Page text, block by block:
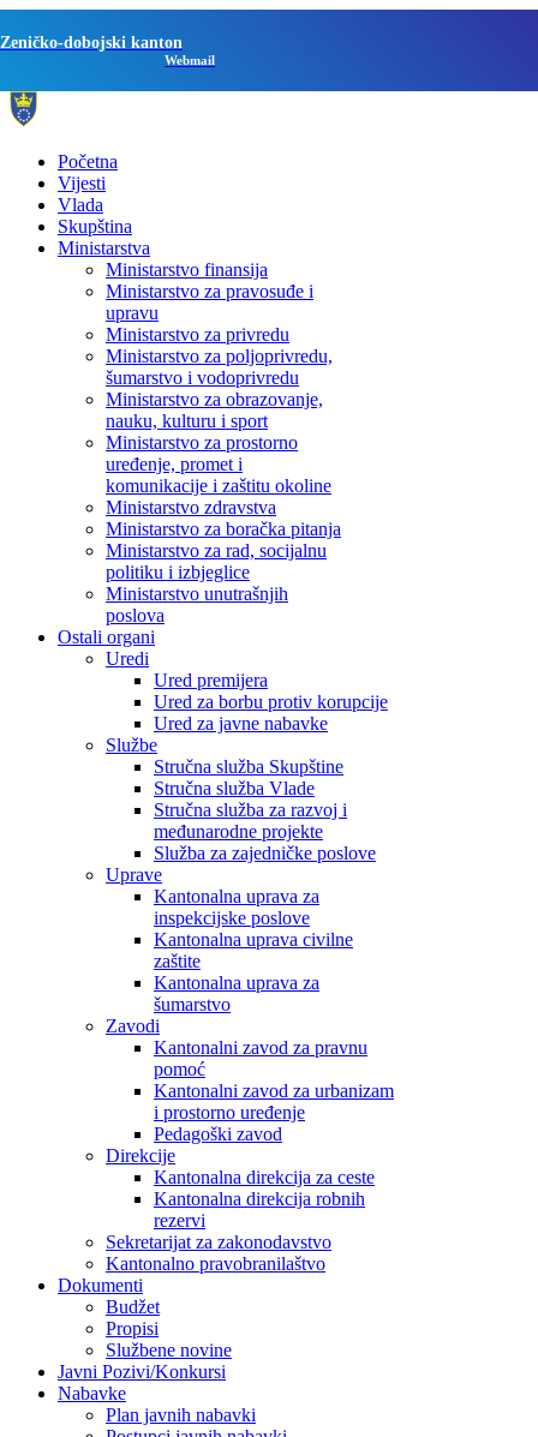
Zeničko-dobojski kanton
Webmail
Početna
Vijesti
Vlada
Skupština
Ministarstva
Ministarstvo finansija
Ministarstvo za pravosuđe i
upravu
Ministarstvo za privredu
Ministarstvo za poljoprivredu,
šumarstvo i vodoprivredu
Ministarstvo za obrazovanje,
nauku, kulturu i sport
Ministarstvo za prostorno
uređenje, promet i
komunikacije i zaštitu okoline
Ministarstvo zdravstva
Ministarstvo za boračka pitanja
Ministarstvo za rad, socijalnu
politiku i izbjeglice
Ministarstvo unutrašnjih
poslova
Ostali organi
Uredi
Ured premijera
Ured za borbu protiv korupcije
Ured za javne nabavke
Službe
Stručna služba Skupštine
Stručna služba Vlade
Stručna služba za razvoj i
međunarodne projekte
Služba za zajedničke poslove
Uprave
Kantonalna uprava za
inspekcijske poslove
Kantonalna uprava civilne
zaštite
Kantonalna uprava za
šumarstvo
Zavodi
Kantonalni zavod za pravnu
pomoć
Kantonalni zavod za urbanizam
i prostorno uređenje
Pedagoški zavod
Direkcije
Kantonalna direkcija za ceste
Kantonalna direkcija robnih
rezervi
Sekretarijat za zakonodavstvo
Kantonalno pravobranilaštvo
Dokumenti
Budžet
Propisi
Službene novine
Javni Pozivi/Konkursi
Nabavke
Plan javnih nabavki